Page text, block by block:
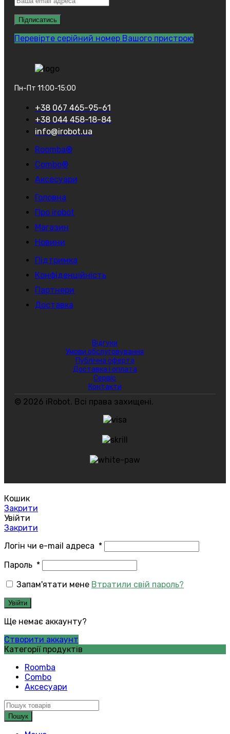
Перевірте серійний номер Вашого пристрою
Пн-Пт 11:00-15:00
+38 067 465-95-61
+38 044 458-18-84
info@irobot.ua
Roomba®
Combo®
Аксесуари
Головна
Про irobot
Магазин
Новини
Підтримка
Конфіденційність
Партнери
Доставка
Відгуки
Умови обслуговування
Публічна оферта
Доставка і оплата
Сервіс
Контакти
© 2026 iRobot. Всі права захищені.
Кошик
Закрити
Увійти
Закрити
Логін чи e-mail адреса *
Пароль *
Запам'ятати мене Втратили свій пароль?
Увійти
Ще немає аккаунту?
Створити аккаунт
Категорії продуктів
Roomba
Combo
Аксесуари
Пошук